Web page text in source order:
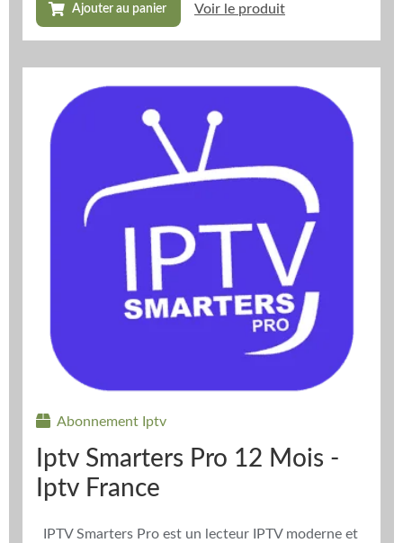
Ajouter au panier Voir le produit
Abonnement Iptv
Iptv Smarters Pro 12 Mois -
Iptv France
IPTV Smarters Pro est un lecteur IPTV moderne et